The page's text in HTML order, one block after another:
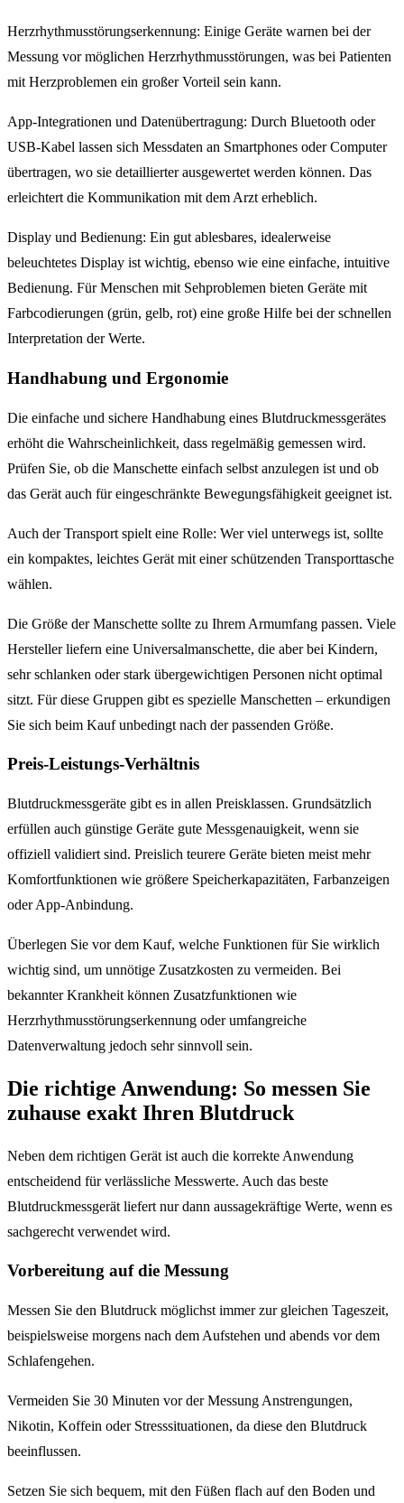
Herzrhythmusstörungserkennung: Einige Geräte warnen bei der
Messung vor möglichen Herzrhythmusstörungen, was bei Patienten
mit Herzproblemen ein großer Vorteil sein kann.
App-Integrationen und Datenübertragung: Durch Bluetooth oder
USB-Kabel lassen sich Messdaten an Smartphones oder Computer
übertragen, wo sie detaillierter ausgewertet werden können. Das
erleichtert die Kommunikation mit dem Arzt erheblich.
Display und Bedienung: Ein gut ablesbares, idealerweise
beleuchtetes Display ist wichtig, ebenso wie eine einfache, intuitive
Bedienung. Für Menschen mit Sehproblemen bieten Geräte mit
Farbcodierungen (grün, gelb, rot) eine große Hilfe bei der schnellen
Interpretation der Werte.
Handhabung und Ergonomie
Die einfache und sichere Handhabung eines Blutdruckmessgerätes
erhöht die Wahrscheinlichkeit, dass regelmäßig gemessen wird.
Prüfen Sie, ob die Manschette einfach selbst anzulegen ist und ob
das Gerät auch für eingeschränkte Bewegungsfähigkeit geeignet ist.
Auch der Transport spielt eine Rolle: Wer viel unterwegs ist, sollte
ein kompaktes, leichtes Gerät mit einer schützenden Transporttasche
wählen.
Die Größe der Manschette sollte zu Ihrem Armumfang passen. Viele
Hersteller liefern eine Universalmanschette, die aber bei Kindern,
sehr schlanken oder stark übergewichtigen Personen nicht optimal
sitzt. Für diese Gruppen gibt es spezielle Manschetten – erkundigen
Sie sich beim Kauf unbedingt nach der passenden Größe.
Preis-Leistungs-Verhältnis
Blutdruckmessgeräte gibt es in allen Preisklassen. Grundsätzlich
erfüllen auch günstige Geräte gute Messgenauigkeit, wenn sie
offiziell validiert sind. Preislich teurere Geräte bieten meist mehr
Komfortfunktionen wie größere Speicherkapazitäten, Farbanzeigen
oder App-Anbindung.
Überlegen Sie vor dem Kauf, welche Funktionen für Sie wirklich
wichtig sind, um unnötige Zusatzkosten zu vermeiden. Bei
bekannter Krankheit können Zusatzfunktionen wie
Herzrhythmusstörungserkennung oder umfangreiche
Datenverwaltung jedoch sehr sinnvoll sein.
Die richtige Anwendung: So messen Sie
zuhause exakt Ihren Blutdruck
Neben dem richtigen Gerät ist auch die korrekte Anwendung
entscheidend für verlässliche Messwerte. Auch das beste
Blutdruckmessgerät liefert nur dann aussagekräftige Werte, wenn es
sachgerecht verwendet wird.
Vorbereitung auf die Messung
Messen Sie den Blutdruck möglichst immer zur gleichen Tageszeit,
beispielsweise morgens nach dem Aufstehen und abends vor dem
Schlafengehen.
Vermeiden Sie 30 Minuten vor der Messung Anstrengungen,
Nikotin, Koffein oder Stresssituationen, da diese den Blutdruck
beeinflussen.
Setzen Sie sich bequem, mit den Füßen flach auf den Boden und